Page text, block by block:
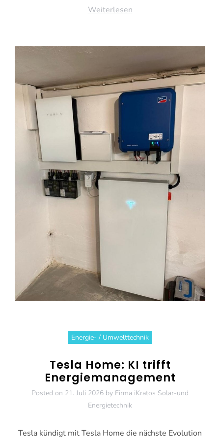
Weiterlesen
Energie- / Umwelttechnik
Tesla Home: KI trifft
Energiemanagement
Posted on 21. Juli 2026 by Firma iKratos Solar-und
Energietechnik
Tesla kündigt mit Tesla Home die nächste Evolution